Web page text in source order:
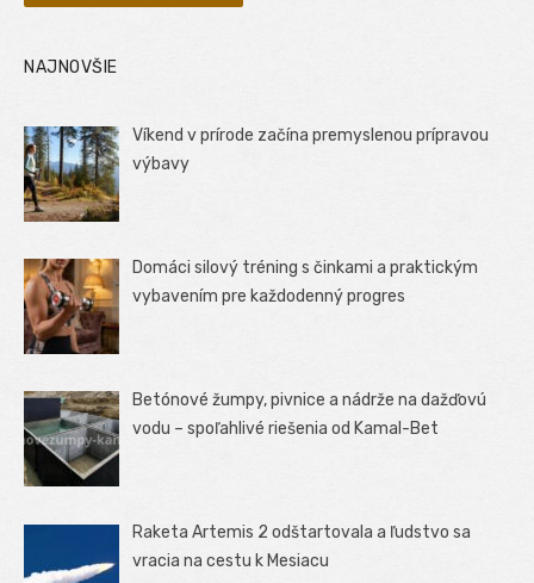
NAJNOVŠIE
Víkend v prírode začína premyslenou prípravou
výbavy
Domáci silový tréning s činkami a praktickým
vybavením pre každodenný progres
Betónové žumpy, pivnice a nádrže na dažďovú
vodu – spoľahlivé riešenia od Kamal-Bet
Raketa Artemis 2 odštartovala a ľudstvo sa
vracia na cestu k Mesiacu